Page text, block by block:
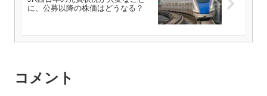
に、公募以降の株価はどうなる？
コメント